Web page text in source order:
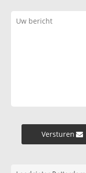
Versturen »